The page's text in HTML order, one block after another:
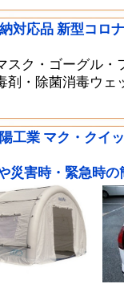
対応品 新型コロ
スク・ゴーグル・
剤・除菌消毒ウェ
工業 マク・クイ
災害時・緊急時